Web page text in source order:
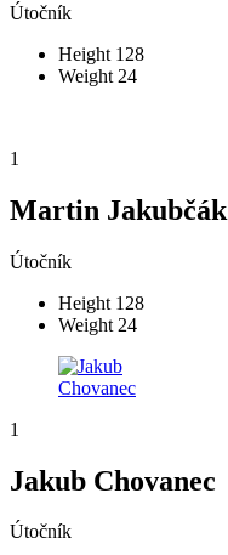
Útočník
Height 128
Weight 24
1
Martin Jakubčák
Útočník
Height 128
Weight 24
1
Jakub Chovanec
Útočník